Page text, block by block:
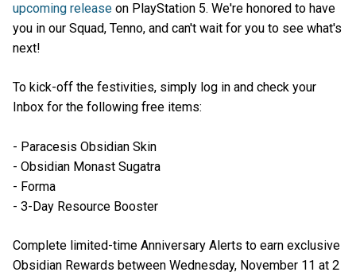
upcoming release on PlayStation 5. We're honored to have
you in our Squad, Tenno, and can't wait for you to see what's
next!
To kick-off the festivities, simply log in and check your
Inbox for the following free items:
- Paracesis Obsidian Skin
- Obsidian Monast Sugatra
- Forma
- 3-Day Resource Booster
Complete limited-time Anniversary Alerts to earn exclusive
Obsidian Rewards between Wednesday, November 11 at 2